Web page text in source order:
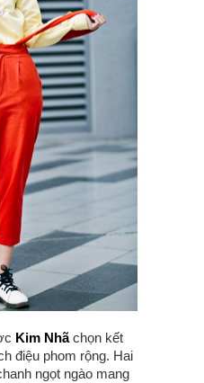
Kim Nhãchọn kết
điệu phom rộng. Hai
ngọt ngào mang